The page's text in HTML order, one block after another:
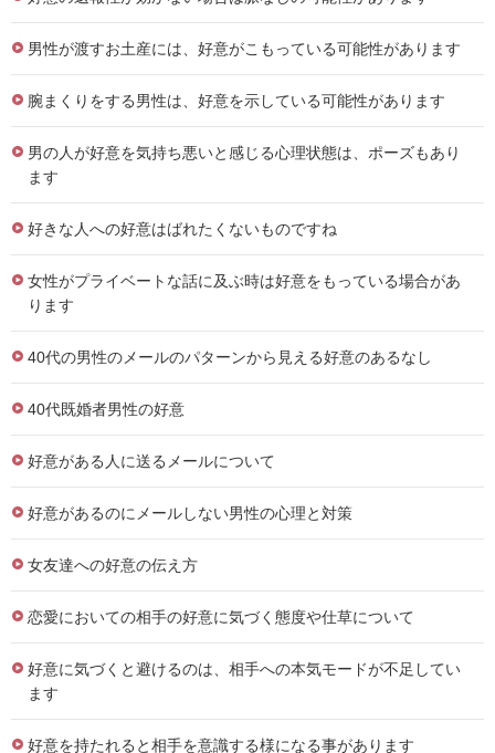
男性が渡すお土産には、好意がこもっている可能性があります
腕まくりをする男性は、好意を示している可能性があります
男の人が好意を気持ち悪いと感じる心理状態は、ポーズもあり
ます
好きな人への好意はばれたくないものですね
女性がプライベートな話に及ぶ時は好意をもっている場合があ
ります
40代の男性のメールのパターンから見える好意のあるなし
40代既婚者男性の好意
好意がある人に送るメールについて
好意があるのにメールしない男性の心理と対策
女友達への好意の伝え方
恋愛においての相手の好意に気づく態度や仕草について
好意に気づくと避けるのは、相手への本気モードが不足してい
ます
好意を持たれると相手を意識する様になる事があります